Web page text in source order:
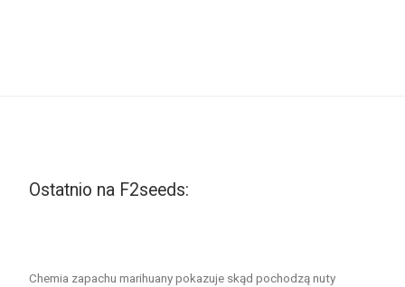
Ostatnio na F2seeds:
Chemia zapachu marihuany pokazuje skąd pochodzą nuty